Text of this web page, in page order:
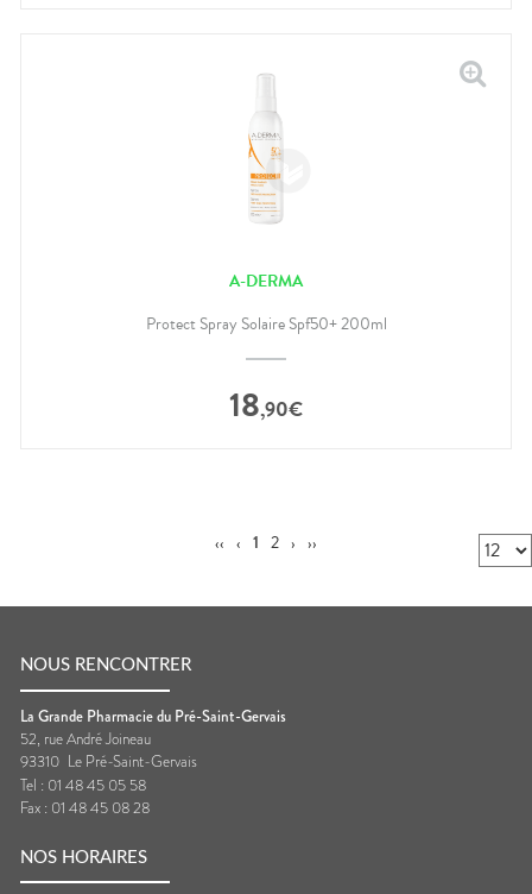
A-DERMA
Protect Spray Solaire Spf50+ 200ml
18,90€
‹‹ ‹ 1 2 › ››
NOUS RENCONTRER
La Grande Pharmacie du Pré-Saint-Gervais
52, rue André Joineau
93310 Le Pré-Saint-Gervais
Tel : 01 48 45 05 58
Fax : 01 48 45 08 28
NOS HORAIRES